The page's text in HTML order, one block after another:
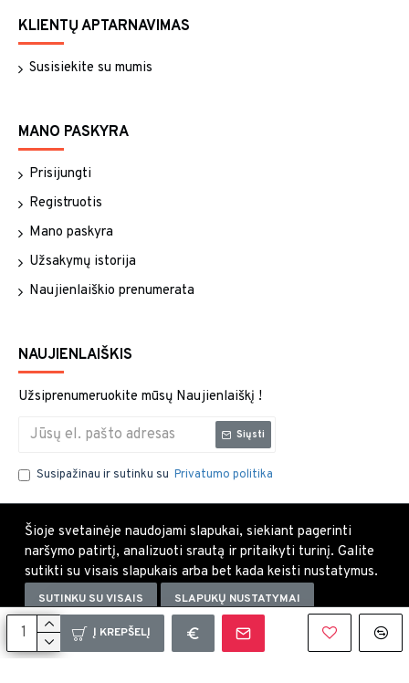
Į KREPŠELĮ
KLIENTŲ APTARNAVIMAS
Susisiekite su mumis
MANO PASKYRA
Prisijungti
Registruotis
Mano paskyra
Užsakymų istorija
Naujienlaiškio prenumerata
NAUJIENLAIŠKIS
Užsiprenumeruokite mūsų Naujienlaiškį !
Siųsti
Susipažinau ir sutinku su Privatumo politika
Copyright © 2021, Visos teisės saugomos.
Šioje svetainėje naudojami slapukai, siekiant pagerinti
naršymo patirtį, analizuoti srautą ir pritaikyti turinį. Galite
sutikti su visais slapukais arba bet kada keisti nustatymus.
SUTINKU SU VISAIS SLAPUKŲ NUSTATYMAI
Uždaryti×